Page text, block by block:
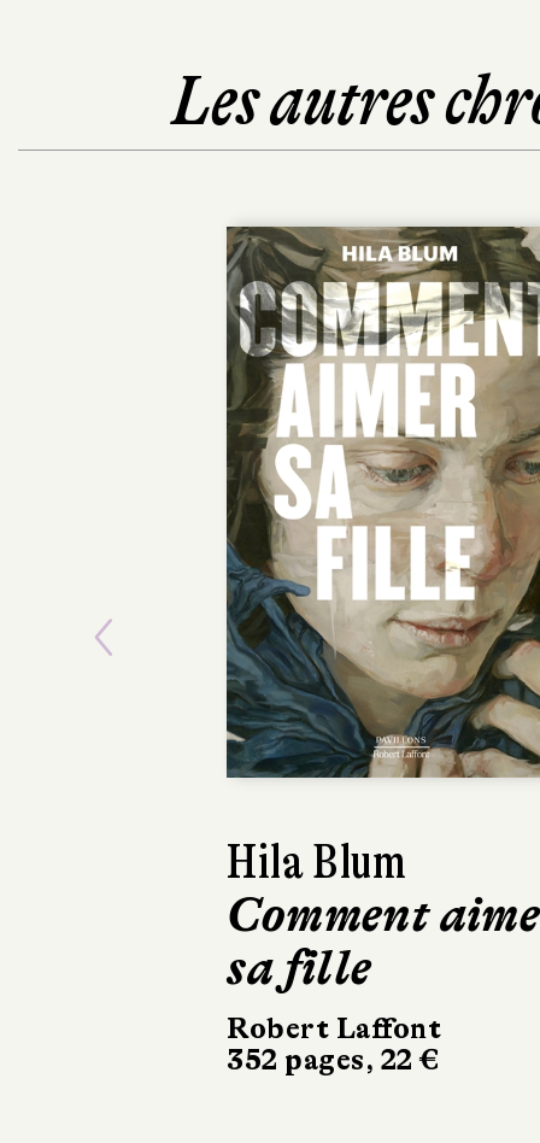
Les autres
Hila Blum
Comment
sa fille
Robert Laffont
352 pages, 22 €
Frédéric
Tout
Éditions
19 €
Previous